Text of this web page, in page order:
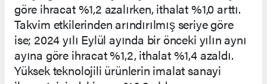
göre ihracat %1,2 azalırken, ithalat %1,0 arttı.
Takvim etkilerinden arındırılmış seriye göre
ise; 2024 yılı Eylül ayında bir önceki yılın aynı
ayına göre ihracat %1,2, ithalat %1,4 azaldı.
Yüksek teknolojili ürünlerin imalat sanayi